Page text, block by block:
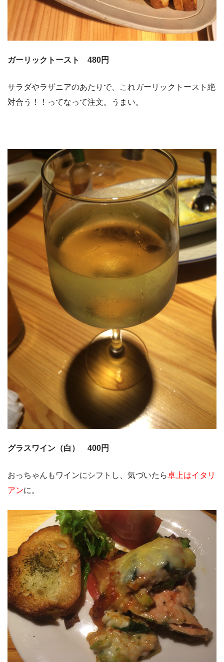
ガーリックトースト 480円
サラダやラザニアのあたりで、これガーリックトースト絶
対合う！！ってなって注文。うまい。
グラスワイン（白） 400円
おっちゃんもワインにシフトし、気づいたら卓上はイタリ
アンに。